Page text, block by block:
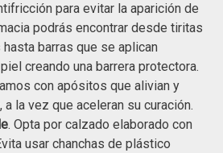
para evitar la aparición de
podrás encontrar desde tiritas
barras que se aplican
creando una barrera protectora.
con apósitos que alivian y
la vez que aceleran su curación.
. Opta por calzado elaborado con
usar chanchas de plástico